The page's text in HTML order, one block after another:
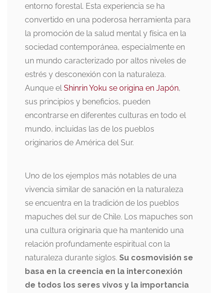
entorno forestal. Esta experiencia se ha
convertido en una poderosa herramienta para
la promoción de la salud mental y física en la
sociedad contemporánea, especialmente en
un mundo caracterizado por altos niveles de
estrés y desconexión con la naturaleza.
Aunque elShinrin Yoku se origina en Japón,
sus principios y beneficios, pueden
encontrarse en diferentes culturas en todo el
mundo, incluidas las de los pueblos
originarios de América del Sur.
Uno de los ejemplos más notables de una
vivencia similar de sanación en la naturaleza
se encuentra en la tradición de los pueblos
mapuches del sur de Chile. Los mapuches son
una cultura originaria que ha mantenido una
relación profundamente espiritual con la
naturaleza durante siglos. Su cosmovisión se
basa en la creencia en la interconexión
de todos los seres vivos y la importancia